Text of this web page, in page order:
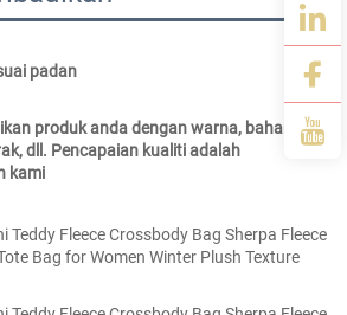
padan
produk anda dengan warna, bahan,
dll. Pencapaian kualiti adalah
kami